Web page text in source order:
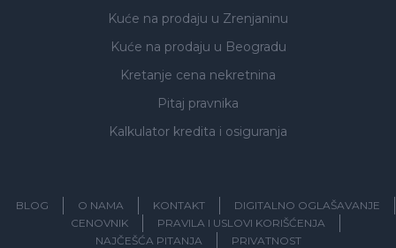
Kuće na prodaju u Zrenjaninu
Kuće na prodaju u Beogradu
Kretanje cena nekretnina
Pitaj pravnika
Kalkulator kredita i osiguranja
BLOG O NAMA KONTAKT
DIGITALNO OGLAŠAVANJE
CENOVNIK
PRAVILA I USLOVI KORIŠĆENJA
NAJČEŠĆA PITANJA
PRIVATNOST